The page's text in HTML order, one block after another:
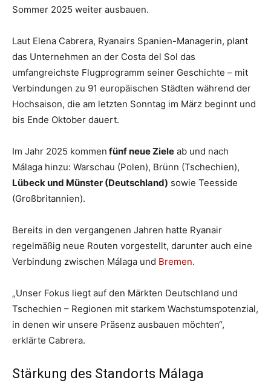
Sommer 2025 weiter ausbauen.
Laut Elena Cabrera, Ryanairs Spanien-Managerin, plant
das Unternehmen an der Costa del Sol das
umfangreichste Flugprogramm seiner Geschichte – mit
Verbindungen zu 91 europäischen Städten während der
Hochsaison, die am letzten Sonntag im März beginnt und
bis Ende Oktober dauert.
Im Jahr 2025 kommen fünf neue Ziele ab und nach
Málaga hinzu: Warschau (Polen), Brünn (Tschechien),
Lübeck und Münster (Deutschland) sowie Teesside
(Großbritannien).
Bereits in den vergangenen Jahren hatte Ryanair
regelmäßig neue Routen vorgestellt, darunter auch eine
Verbindung zwischen Málaga und Bremen.
„Unser Fokus liegt auf den Märkten Deutschland und
Tschechien – Regionen mit starkem Wachstumspotenzial,
in denen wir unsere Präsenz ausbauen möchten“,
erklärte Cabrera.
Stärkung des Standorts Málaga